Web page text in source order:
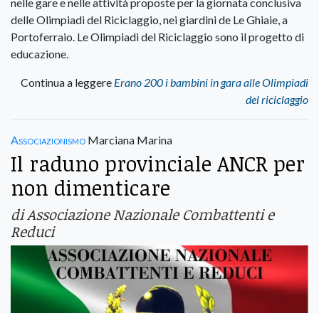
delle Olimpiadi del Riciclaggio, nei giardini de Le Ghiaie, a
Portoferraio. Le Olimpiadi del Riciclaggio sono il progetto di
educazione.
Continua a leggere Erano 200 i bambini in gara alle Olimpiadi
del riciclaggio
Associazionismo Marciana Marina
Il raduno provinciale ANCR per
non dimenticare
di Associazione Nazionale Combattenti e
Reduci